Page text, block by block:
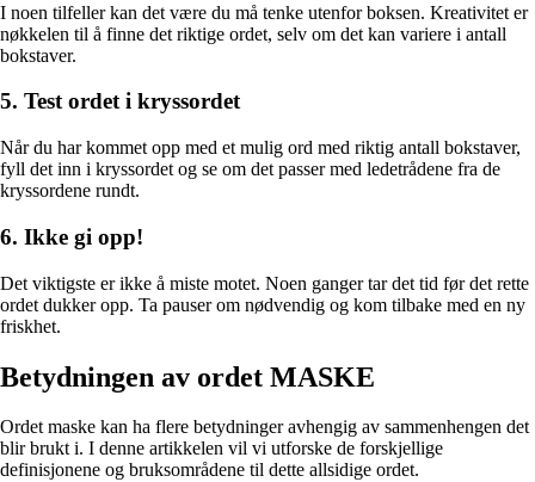
I noen tilfeller kan det være du må tenke utenfor boksen. Kreativitet er
nøkkelen til å finne det riktige ordet, selv om det kan variere i antall
bokstaver.
5. Test ordet i kryssordet
Når du har kommet opp med et mulig ord med riktig antall bokstaver,
fyll det inn i kryssordet og se om det passer med ledetrådene fra de
kryssordene rundt.
6. Ikke gi opp!
Det viktigste er ikke å miste motet. Noen ganger tar det tid før det rette
ordet dukker opp. Ta pauser om nødvendig og kom tilbake med en ny
friskhet.
Betydningen av ordet MASKE
Ordet maske kan ha flere betydninger avhengig av sammenhengen det
blir brukt i. I denne artikkelen vil vi utforske de forskjellige
definisjonene og bruksområdene til dette allsidige ordet.